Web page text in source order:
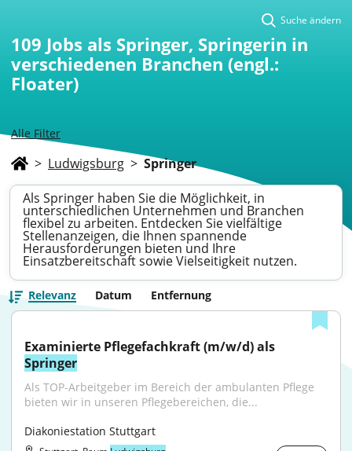
Alle Filter
Suche ändern
109 Jobs als Springer, Springerin in
verschiedenen Branchen (engl.:
Floater)
> Ludwigsburg > Springer
Als Springer haben Sie die Möglichkeit, in
unterschiedlichen Unternehmen und Branchen
flexibel zu arbeiten. Entdecken Sie vielfältige
Stellenanzeigen, die Ihnen spannende
Herausforderungen bieten und Ihre
Einsatzbereitschaft sowie Vielseitigkeit nutzen.
Relevanz Datum Entfernung
Springer
Als TOP-Arbeitgeber im Bereich der ambulanten Pflege
bieten wir in unseren Pflegebereichen, die...
Diakoniestation Stuttgart